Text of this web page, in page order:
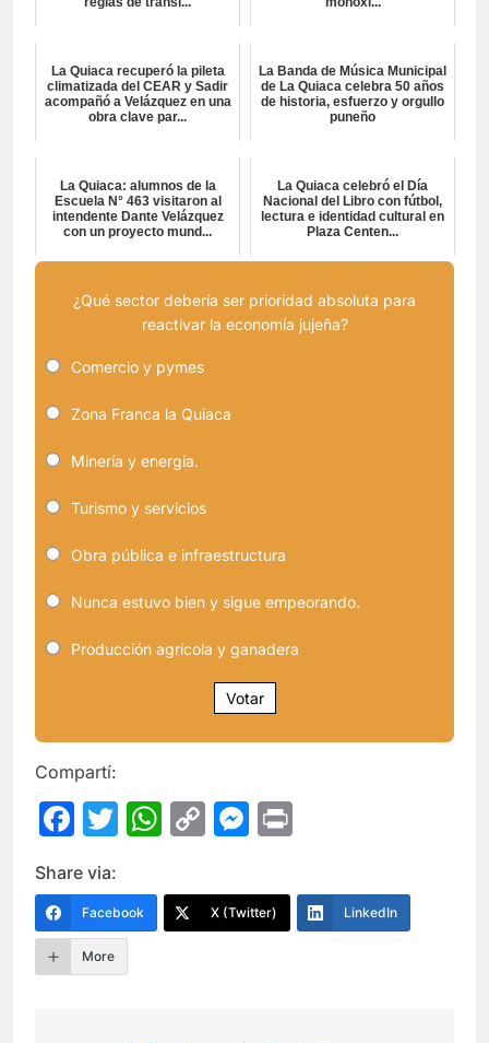
La Quiaca recuperó la pileta
climatizada del CEAR y Sadir
acompañó a Velázquez en una
obra clave par...
La Banda de Música Municipal
de La Quiaca celebra 50 años
de historia, esfuerzo y orgullo
puneño
La Quiaca: alumnos de la
Escuela N° 463 visitaron al
intendente Dante Velázquez
con un proyecto mund...
La Quiaca celebró el Día
Nacional del Libro con fútbol,
lectura e identidad cultural en
Plaza Centen...
¿Qué sector debería ser prioridad absoluta para
reactivar la economía jujeña?
Comercio y pymes
Zona Franca la Quiaca
Minería y energía.
Turismo y servicios
Obra pública e infraestructura
Nunca estuvo bien y sigue empeorando.
Producción agrícola y ganadera
Votar
Compartí:
Facebook
Twitter
WhatsApp
CopyMessenger
Share via:
Facebook X (Twitter) LinkedIn
More